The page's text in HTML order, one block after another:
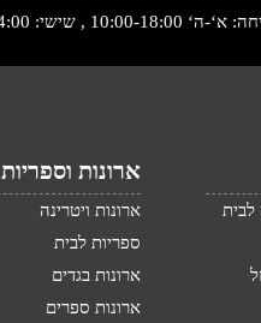
18:00 , שישי: 9:00-14:00
לבית
ארונות וספריות
ארונות ויטרינה
ספריות לבית
ארונות בגדים
ארונות ספרים